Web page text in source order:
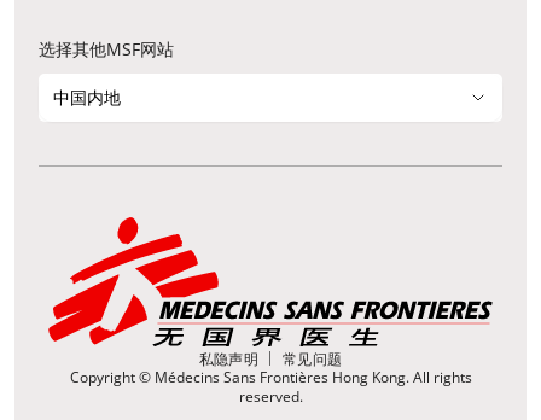
选择其他MSF网站
中国内地
私隐声明
常见问题
Copyright © Médecins Sans Frontières Hong Kong. All rights
reserved.